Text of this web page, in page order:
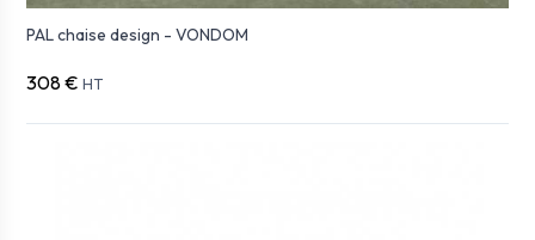
PAL chaise design - VONDOM
308 € HT